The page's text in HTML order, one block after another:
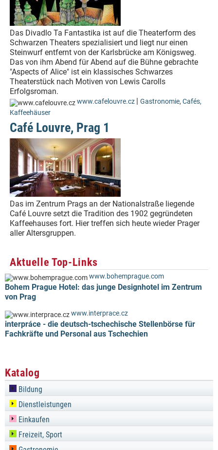
Das Divadlo Ta Fantastika ist auf die Theaterform des
Schwarzen Theaters spezialisiert und liegt nur einen
Steinwurf entfernt von der Karlsbrücke am Königsweg.
Das von ihm Abend für Abend auf die Bühne gebrachte
"Aspects of Alice" ist ein klassisches Schwarzes
Theaterstück nach Motiven von Lewis Carolls
Erfolgsroman.
www.cafelouvre.cz | Gastronomie, Cafés,
Kaffeehäuser
Café Louvre, Prag 1
Das im Zentrum Prags an der Nationalstraße liegende
Café Louvre setzt die Tradition des 1902 gegründeten
Kaffeehauses fort. Hier treffen sich heute wieder Prager
aller Altersgruppen.
Aktuelle Top-Links
www.bohemprague.com
Bohem Prague Hotel: das junge Designhotel im Zentrum
von Prag
www.interprace.cz
interpráce - die deutsch-tschechische Stellenbörse für
Fachkräfte und Personal aus Tschechien
Katalog
Bildung
Dienstleistungen
Einkaufen
Freizeit, Sport